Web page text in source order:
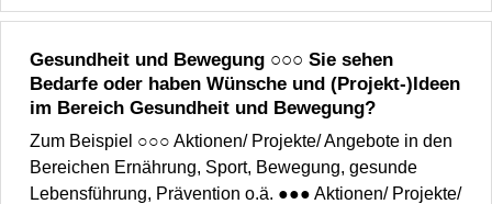
Gesundheit und Bewegung ○○○ Sie sehen
Bedarfe oder haben Wünsche und (Projekt-)Ideen
im Bereich Gesundheit und Bewegung?
Zum Beispiel ○○○ Aktionen/ Projekte/ Angebote in den
Bereichen Ernährung, Sport, Bewegung, gesunde
Lebensführung, Prävention o.ä. ●●● Aktionen/ Projekte/